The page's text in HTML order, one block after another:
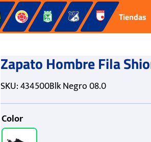
Tiendas
Zapato Hombre Fila
SKU:434500Blk Negro 08.0
Color